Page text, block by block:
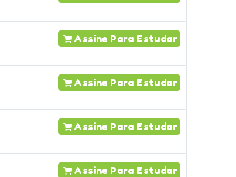
Assine Para Estudar
Assine Para Estudar
Assine Para Estudar
Assine Para Estudar